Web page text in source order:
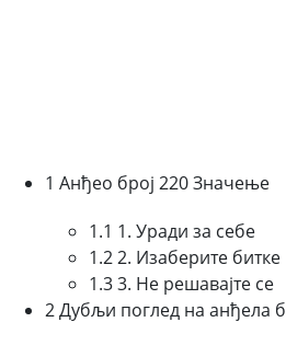
1 Анђео број 220 Значење
1.1 1. Уради за себе
1.2 2. Изаберите битке
1.3 3. Не решавајте се
2 Дубљи поглед на анђела